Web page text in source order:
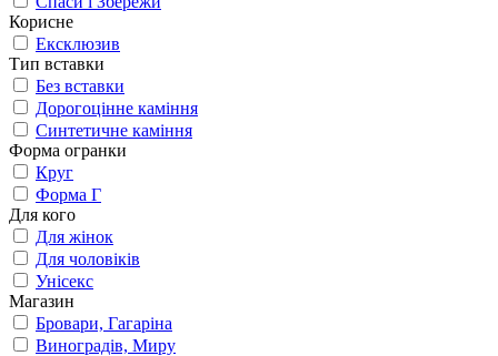
Корисне
Ексклюзив
Тип вставки
Без вставки
Дорогоцінне каміння
Синтетичне каміння
Форма огранки
Круг
Форма Г
Для кого
Для жінок
Для чоловіків
Унісекс
Магазин
Бровари, Гагаріна
Виноградів, Миру